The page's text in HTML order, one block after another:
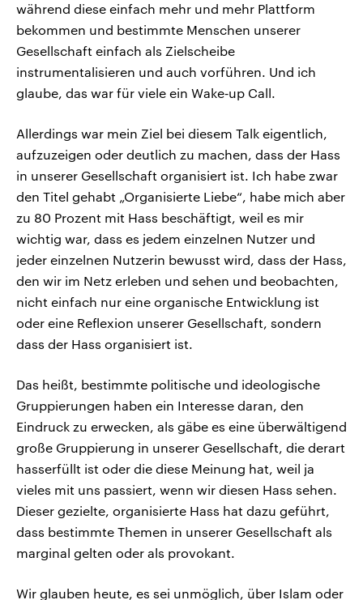
während diese einfach mehr und mehr Plattform
bekommen und bestimmte Menschen unserer
Gesellschaft einfach als Zielscheibe
instrumentalisieren und auch vorführen. Und ich
glaube, das war für viele ein Wake‑up Call.
Allerdings war mein Ziel bei diesem Talk eigentlich,
aufzuzeigen oder deutlich zu machen, dass der Hass
in unserer Gesellschaft organisiert ist. Ich habe zwar
den Titel gehabt „Organisierte Liebe“, habe mich aber
zu 80 Prozent mit Hass beschäftigt, weil es mir
wichtig war, dass es jedem einzelnen Nutzer und
jeder einzelnen Nutzerin bewusst wird, dass der Hass,
den wir im Netz erleben und sehen und beobachten,
nicht einfach nur eine organische Entwicklung ist
oder eine Reflexion unserer Gesellschaft, sondern
dass der Hass organisiert ist.
Das heißt, bestimmte politische und ideologische
Gruppierungen haben ein Interesse daran, den
Eindruck zu erwecken, als gäbe es eine überwältigend
große Gruppierung in unserer Gesellschaft, die derart
hasserfüllt ist oder die diese Meinung hat, weil ja
vieles mit uns passiert, wenn wir diesen Hass sehen.
Dieser gezielte, organisierte Hass hat dazu geführt,
dass bestimmte Themen in unserer Gesellschaft als
marginal gelten oder als provokant.
Wir glauben heute, es sei unmöglich, über Islam oder